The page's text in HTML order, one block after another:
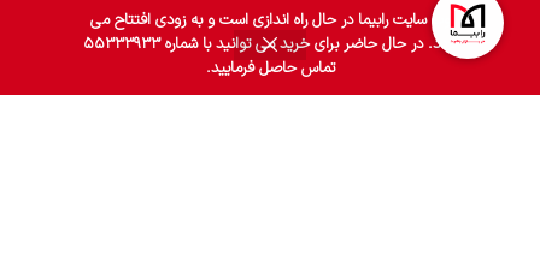
وب سایت رابیما در حال راه اندازی است و به زودی افتتاح می
گردد. در حال حاضر برای خرید می توانید با شماره ۵۵۳۳۳۹۳۳
تماس حاصل فرمایید.
0